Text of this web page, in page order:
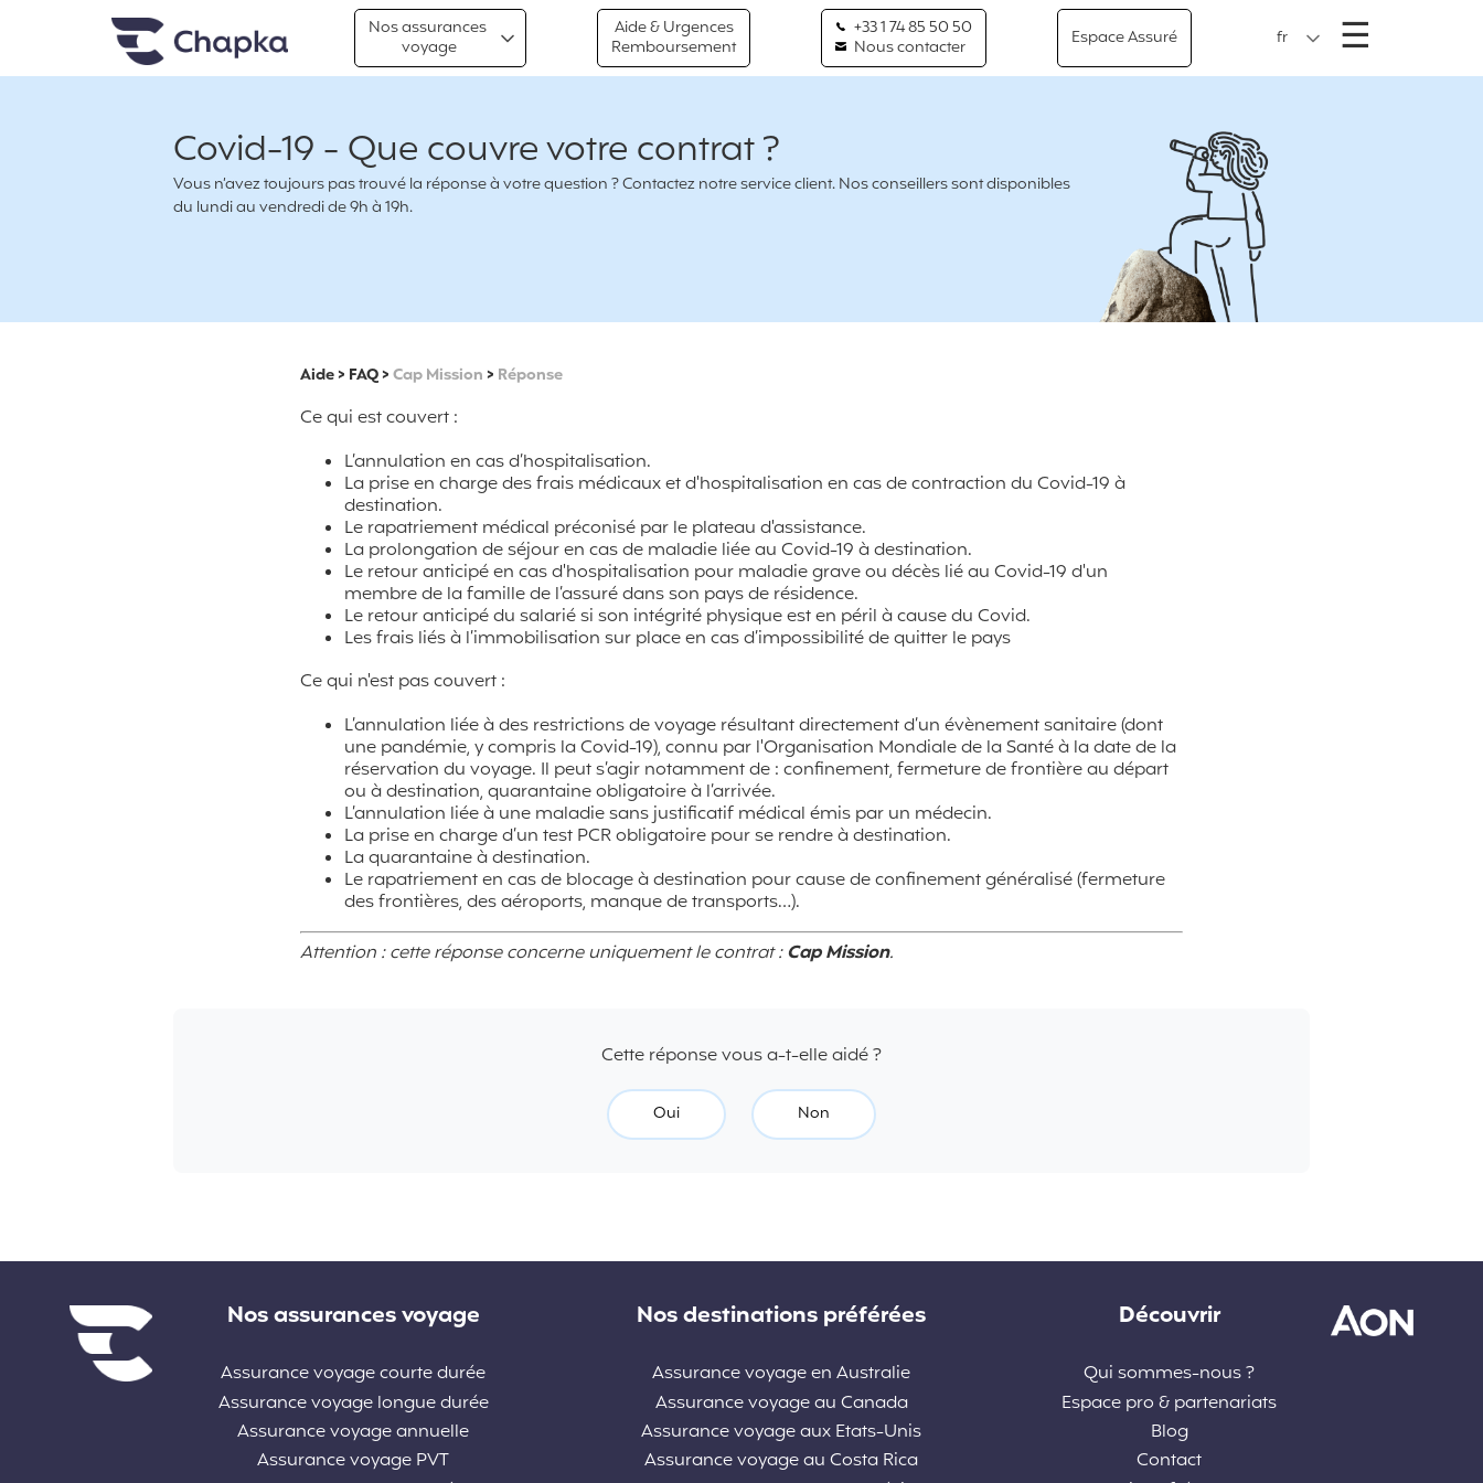
Chapka Assurances VoyagesNos assurances
voyage
Aide & Urgences
Remboursement
+33 1 74 85 50 50
Nous contacter
Espace Assuré fr ☰
Covid-19 - Que couvre votre contrat ?
Vous n’avez toujours pas trouvé la réponse à votre question ? Contactez notre service client. Nos conseillers sont disponibles
du lundi au vendredi de 9h à 19h.
Aide> FAQ>Cap Mission > Réponse
Ce qui est couvert :
L’annulation en cas d’hospitalisation.
La prise en charge des frais médicaux et d'hospitalisation en cas de contraction du Covid-19 à
destination.
Le rapatriement médical préconisé par le plateau d'assistance.
La prolongation de séjour en cas de maladie liée au Covid-19 à destination.
Le retour anticipé en cas d'hospitalisation pour maladie grave ou décès lié au Covid-19 d'un
membre de la famille de l’assuré dans son pays de résidence.
Le retour anticipé du salarié si son intégrité physique est en péril à cause du Covid.
Les frais liés à l’immobilisation sur place en cas d’impossibilité de quitter le pays
Ce qui n'est pas couvert :
L’annulation liée à des restrictions de voyage résultant directement d’un évènement sanitaire (dont
une pandémie, y compris la Covid-19), connu par l'Organisation Mondiale de la Santé à la date de la
réservation du voyage. Il peut s’agir notamment de : confinement, fermeture de frontière au départ
ou à destination, quarantaine obligatoire à l’arrivée.
L’annulation liée à une maladie sans justificatif médical émis par un médecin.
La prise en charge d’un test PCR obligatoire pour se rendre à destination.
La quarantaine à destination.
Le rapatriement en cas de blocage à destination pour cause de confinement généralisé (fermeture
des frontières, des aéroports, manque de transports…).
Attention : cette réponse concerne uniquement le contrat :Cap Mission.
Cette réponse vous a-t-elle aidé ?
Oui Non
Liens divers Nos assurances voyage
Assurance voyage courte durée
Assurance voyage longue durée
Assurance voyage annuelle
Assurance voyage PVT
Nos destinations préférées
Assurance voyage en Australie
Assurance voyage au Canada
Assurance voyage aux Etats-Unis
Assurance voyage au Costa Rica
Découvrir
Qui sommes-nous ?
Espace pro & partenariats
Blog
Contact